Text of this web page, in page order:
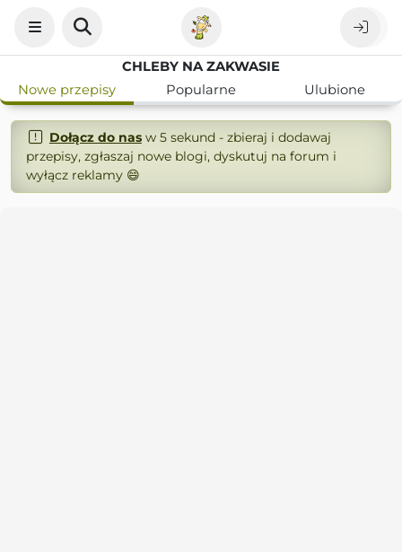
CHLEBY NA ZAKWASIE
Nowe przepisy
Popularne Ulubione
Dołącz do nasw 5 sekund - zbieraj i dodawaj
przepisy, zgłaszaj nowe blogi, dyskutuj na forum i
wyłącz reklamy 😄